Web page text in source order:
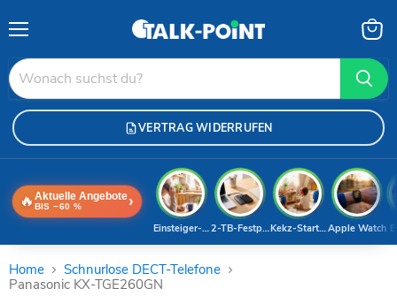
VERTRAG WIDERRUFEN
🔥 Aktuelle Angebote
BIS −60 % ›
Apple Watch
Kekz-Starterset
2-TB-Festplatte
Einsteiger-Handy
Home
Schnurlose DECT-Telefone
Panasonic KX-TGE260GN